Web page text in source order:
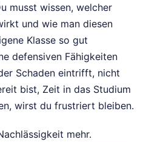
musst wissen, welcher
und wie man diesen
Klasse so gut
defensiven Fähigkeiten
Schaden eintrifft, nicht
bist, Zeit in das Studium
wirst du frustriert bleiben.
mehr.